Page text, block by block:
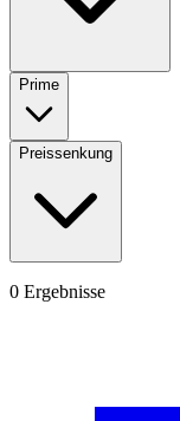
Prime
Preissenkung
0 Ergebnisse